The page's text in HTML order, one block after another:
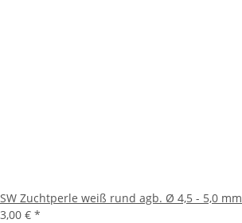
SW Zuchtperle weiß rund agb. Ø 4,5 - 5,0 mm
3,00 € *